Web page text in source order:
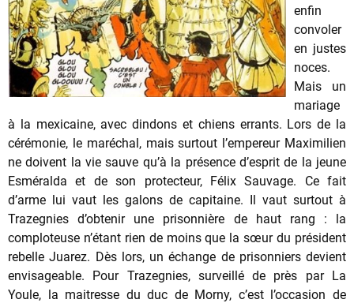
enfin
convoler
en justes
noces.
Mais un
mariage
à la mexicaine, avec dindons et chiens errants. Lors de la
cérémonie, le maréchal, mais surtout l’empereur Maximilien
ne doivent la vie sauve qu’à la présence d’esprit de la jeune
Esméralda et de son protecteur, Félix Sauvage. Ce fait
d’arme lui vaut les galons de capitaine. Il vaut surtout à
Trazegnies d’obtenir une prisonnière de haut rang : la
comploteuse n’étant rien de moins que la sœur du président
rebelle Juarez. Dès lors, un échange de prisonniers devient
envisageable. Pour Trazegnies, surveillé de près par La
Youle, la maitresse du duc de Morny, c’est l’occasion de